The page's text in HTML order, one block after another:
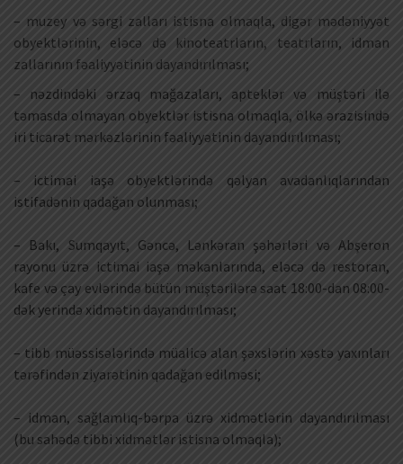
– muzey və sərgi zalları istisna olmaqla, digər mədəniyyət
obyektlərinin, eləcə də kinoteatrların, teatrların, idman
zallarının fəaliyyətinin dayandırılması;
– nəzdindəki ərzaq mağazaları, apteklər və müştəri ilə
təmasda olmayan obyektlər istisna olmaqla, ölkə ərazisində
iri ticarət mərkəzlərinin fəaliyyətinin dayandırılıması;
– ictimai iaşə obyektlərində qəlyan avadanlıqlarından
istifadənin qadağan olunması;
– Bakı, Sumqayıt, Gəncə, Lənkəran şəhərləri və Abşeron
rayonu üzrə ictimai iaşə məkanlarında, eləcə də restoran,
kafe və çay evlərində bütün müştərilərə saat 18:00-dan 08:00-
dək yerində xidmətin dayandırılması;
– tibb müəssisələrində müalicə alan şəxslərin xəstə yaxınları
tərəfindən ziyarətinin qadağan edilməsi;
– idman, sağlamlıq-bərpa üzrə xidmətlərin dayandırılması
(bu sahədə tibbi xidmətlər istisna olmaqla);